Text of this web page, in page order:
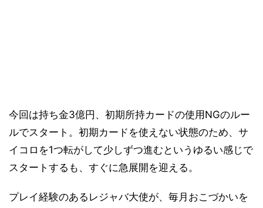
今回は持ち金3億円、初期所持カードの使用NGのルー
ルでスタート。初期カードを使えない状態のため、サ
イコロを1つ転がして少しずつ進むというゆるい感じで
スタートするも、すぐに急展開を迎える。
プレイ経験のあるレジャバ大使が、毎月おこづかいを